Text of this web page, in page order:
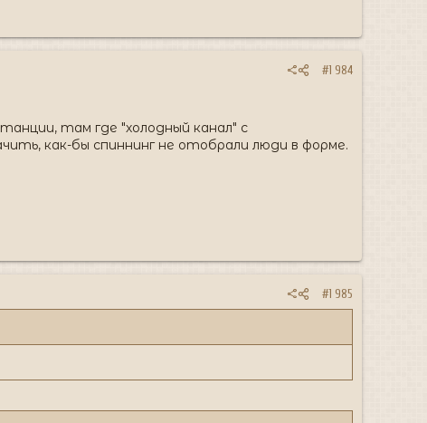
#1 984
там где "холодный канал" с
как-бы спиннинг не отобрали люди в форме.
#1 985